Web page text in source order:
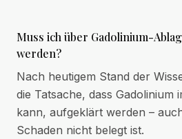
Muss ich über Gadolinium-
werden?
Nach heutigem Stand der
die Tatsache, dass Gadolinium
kann, aufgeklärt werden –
Schaden nicht belegt ist.